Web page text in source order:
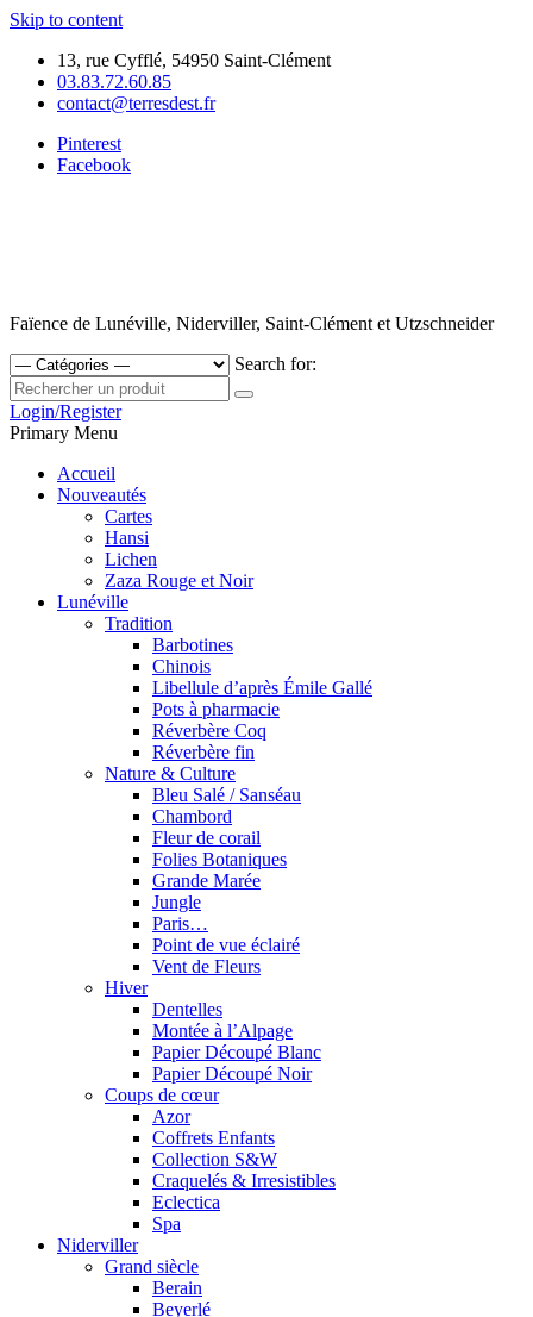
Skip to content
13, rue Cyfflé, 54950 Saint-Clément
03.83.72.60.85
contact@terresdest.fr
Pinterest
Facebook
Faïence de Lunéville, Niderviller, Saint-Clément et Utzschneider
Search for:
Login/Register
Primary Menu
Accueil
Nouveautés
Cartes
Hansi
Lichen
Zaza Rouge et Noir
Lunéville
Tradition
Barbotines
Chinois
Libellule d’après Émile Gallé
Pots à pharmacie
Réverbère Coq
Réverbère fin
Nature & Culture
Bleu Salé / Sanséau
Chambord
Fleur de corail
Folies Botaniques
Grande Marée
Jungle
Paris…
Point de vue éclairé
Vent de Fleurs
Hiver
Dentelles
Montée à l’Alpage
Papier Découpé Blanc
Papier Découpé Noir
Coups de cœur
Azor
Coffrets Enfants
Collection S&W
Craquelés & Irresistibles
Eclectica
Spa
Niderviller
Grand siècle
Berain
Beyerlé